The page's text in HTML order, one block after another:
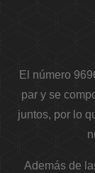
El número
par y se
juntos, por lo
Además de